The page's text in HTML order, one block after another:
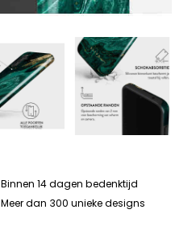
Binnen 14 dagen bedenktijd
Meer dan 300 unieke designs